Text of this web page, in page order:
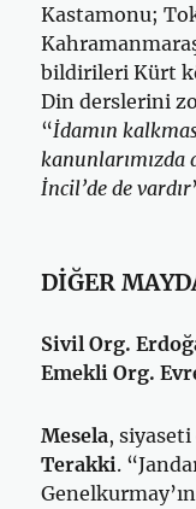
Kastamonu;
bildirileri Kürt
Din derslerini
“İdamın
kanunlarımızda
İncil’de de vardır
DİĞER
Sivil Org.
Emekli Org.
Mesela,
Terakki.